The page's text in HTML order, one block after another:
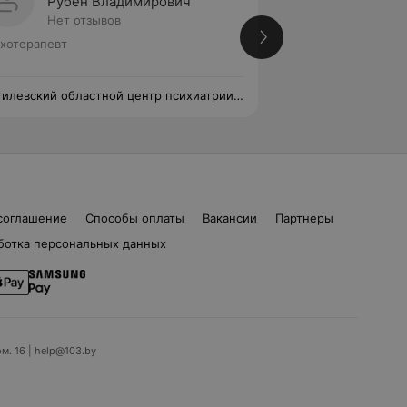
Нет отзывов
областной центр психиатрии
Способы оплаты Вакансии
Партнеры
персональных данных
16 | help@103.by